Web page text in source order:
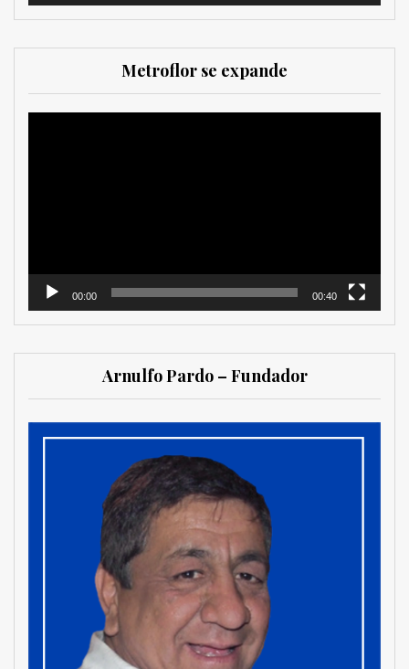
Metroflor se expande
00:00 00:40
Arnulfo Pardo – Fundador